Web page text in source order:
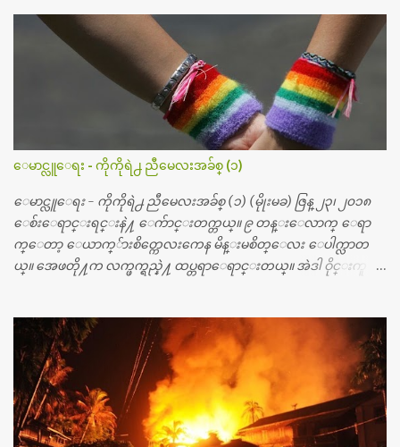
စၿပီး၊ အာရွေတာ္ဝင္ခြဲစိတ္ခန္းကို ငွားရမ္းခြဲစိတ္ အရိုးအစားထိုးကုပါတ
ယ္။ ေဆးစစ္၊ေဆးဝယ္၊ ခြဲစိတ္ကု၊ အရိုးအစားထိုးပစၥည္း စတဲ့စရိ
တ္ေတြနဲ႔ေဆးရံုမွာ ၂ ပတ္ေနထိုင္စရိတ္ သိန္း ၇၀ ေလာက္ ကုန္သြား
ပါတယ္။ သူငယ္ခ်င္းျဖစ္သူကို လာေတြ႔ရင္း ဟိုတယ္လို သန္႔ရွင္းသ
ပ္ရပ္တဲ့ ဝိတိုရိယေဆးရံုမွာ စီတီစကင္ နဲ႔ အမ္အာအိုင္1 စက္ခန္းကိုေ
တြ႔လို႔ေမးၾကည့္ေတာ့ တခါစမ္းရင္ က်ပ္တသိန္းေက်ာ္ က်သင့္
တယ္သိရပါတယ္။ တခါတေလ ကိုယ္လက္ေျခ၊ ဦးေႏွာက္ေတြ အေသး
စိတ္ၾကည့္လိုရင္ ဒီစက္ၾကီးေတြနဲ႔ စမ္းသပ္ရပါတယ္။ ခႏၱာကိုယ္အစိတ္ပို
င္း ကလီစာေတြကိုၾကည့္ရႈတဲ့ အာလထရာေဆာင္း2 စက္ေတြ
ကေတာ့ ေစ်းသိပ္မႀကီးလို႔ ျမန္မာျပည္ေဆးရံုတိုင္းရွိပါတယ္။
တစ္ခါစမ္းရင္ က်ပ္တစ္ေသာင္းေလာက္ က်သင့္ပါတယ္။ စာေရးသူ လြ
န္ခဲ့တဲ့ (၂)...
ေမာင္လူေရး - ကိုကိုရဲ႕ ညီမေလးအခ်စ္ (၁)
ေမာင္လူေရး - ကိုကိုရဲ႕ ညီမေလးအခ်စ္ (၁) (မိုုးမခ) ဇြန္ ၂၃၊ ၂၀၁၈
ေစ်းေရာင္းရင္းနဲ႔ ေက်ာင္းတက္တယ္။ ၉ တန္းေလာက္ ေရာ
က္ေတာ့ ေယာက္်ားစိတ္ကေလးကေန မိန္းမစိတ္ေလး ေပါက္လာတ
ယ္။ အေဖတို႔က လက္ဖက္ရည္နဲ႔ ထပ္တရာေရာင္းတယ္။ အဲဒါ ဝိုင္းကူ
တယ္။ ပန္းပန္တယ္။ မိန္းကေလး အဝတ္အစားေတြကိုလည္း ခုိးဝတ္တ
ယ္။ မိန္းမစိတ္ရွိေတာ့ ရွိေပမယ့္ ကိုယ့္ကိုယ္ကို မိန္းမစိတ္ေပါက္မွန္း
သိတာက ၉ တန္း၊ ၁၀ တန္းေလာက္ကမွ။ ညီအစ္ကို ေမာင္နွမ အားလံုး ၆
ေယာက္ရွိတယ္။ အစ္ကို ၃ ေယာက္၊ အစ္မ ႏွစ္ေယာက္။ အစ္ကိုေတြက
လည္း သူ႔ အေပါင္းအသင္းနဲ႔ သူဆိုေတာ့ အမေတြနဲ႔ဘဲ ေပါ
င္းတယ္။ ျပီးေတာ့ အေဖကလည္း ေယာက္်ားဆုိ ေယာ